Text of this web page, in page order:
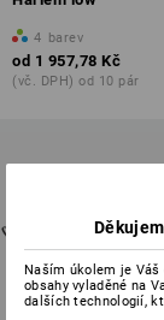
4 barev
od 1 957,78 Kč
(vč. DPH) od 10 pár
Naším úkolem je Váš
obsahy vyladěné na
dalších technologií,